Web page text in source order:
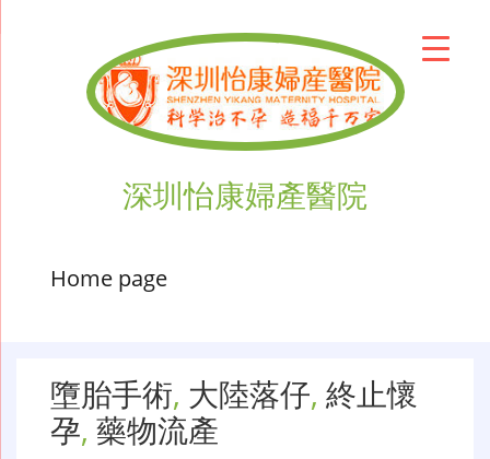
深圳怡康婦產醫院
Home page
墮胎手術, 大陸落仔, 終止懷
孕, 藥物流產